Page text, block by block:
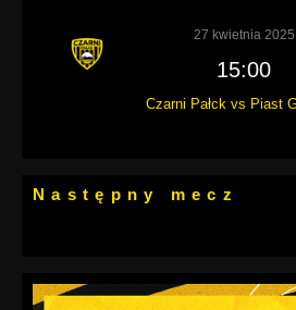
27 kwietnia 2025
15:00
Czarni Pałck vs Piast
Następny mecz